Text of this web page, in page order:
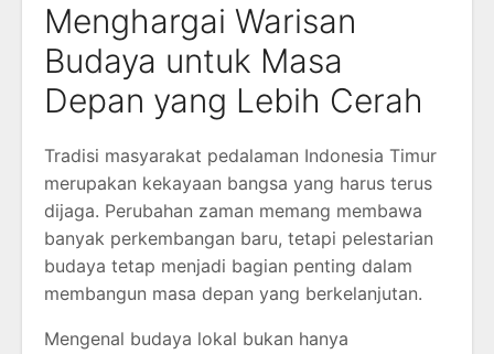
Menghargai Warisan
Budaya untuk Masa
Depan yang Lebih Cerah
Tradisi masyarakat pedalaman Indonesia Timur
merupakan kekayaan bangsa yang harus terus
dijaga. Perubahan zaman memang membawa
banyak perkembangan baru, tetapi pelestarian
budaya tetap menjadi bagian penting dalam
membangun masa depan yang berkelanjutan.
Mengenal budaya lokal bukan hanya